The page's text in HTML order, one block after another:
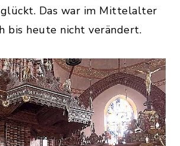
Das war im Mittelalter
bis heute nicht verändert.